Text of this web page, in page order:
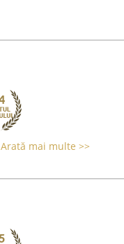
Arată mai multe >>